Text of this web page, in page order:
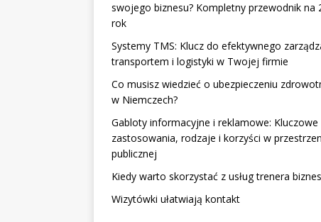
swojego biznesu? Kompletny przewodnik na
rok
Systemy TMS: Klucz do efektywnego
transportem i logistyki w Twojej firmie
Co musisz wiedzieć o ubezpieczeniu
w Niemczech?
Gabloty informacyjne i reklamowe: Kluczowe
zastosowania, rodzaje i korzyści w
publicznej
Kiedy warto skorzystać z usług trenera
Wizytówki ułatwiają kontakt